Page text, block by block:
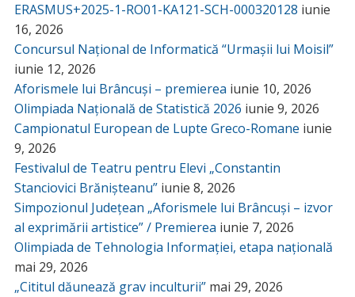
ERASMUS+2025-1-RO01-KA121-SCH-000320128 iunie
16, 2026
Concursul Național de Informatică “Urmașii lui Moisil”
iunie 12, 2026
Aforismele lui Brâncuși – premierea iunie 10, 2026
Olimpiada Națională de Statistică 2026 iunie 9, 2026
Campionatul European de Lupte Greco-Romane iunie
9, 2026
Festivalul de Teatru pentru Elevi „Constantin
Stanciovici Brănișteanu” iunie 8, 2026
Simpozionul Județean „Aforismele lui Brâncuși – izvor
al exprimării artistice” / Premierea iunie 7, 2026
Olimpiada de Tehnologia Informației, etapa națională
mai 29, 2026
„Cititul dăunează grav inculturii” mai 29, 2026